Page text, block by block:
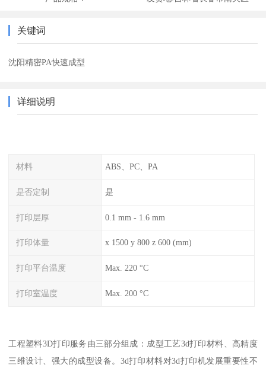
关键词
沈阳精密PA快速成型
详细说明
材料 ABS、PC、PA
是否定制 是
打印层厚 0.1 mm - 1.6 mm
打印体量 x 1500 y 800 z 600 (mm)
打印平台温度 Max. 220 °C
打印室温度 Max. 200 °C
工程塑料3D打印服务由三部分组成：成型工艺3d打印材料、高精度
三维设计、强大的成型设备。3d打印材料对3d打印机发展重要性不